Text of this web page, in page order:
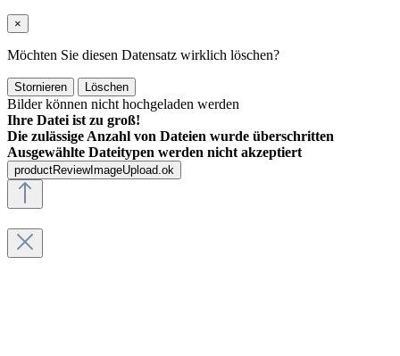
×
Möchten Sie diesen Datensatz wirklich löschen?
Stornieren Löschen
Bilder können nicht hochgeladen werden
Ihre Datei ist zu groß!
Die zulässige Anzahl von Dateien wurde überschritten
Ausgewählte Dateitypen werden nicht akzeptiert
productReviewImageUpload.ok